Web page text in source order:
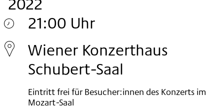
21:00 Uhr
Donnerstag
17.
Nov
2022
Wiener Konzerthaus
Schubert-Saal
Eintritt frei für Besucher:innen des Konzerts im
Mozart-Saal